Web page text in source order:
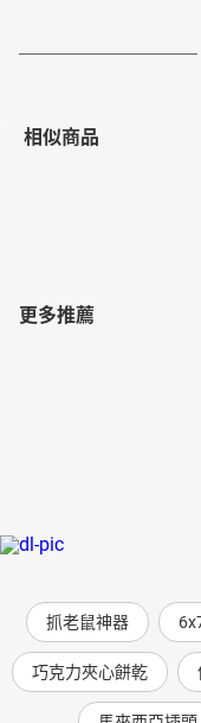
相似商品
更多推薦
抓老鼠神器
巧克力夾心餅乾